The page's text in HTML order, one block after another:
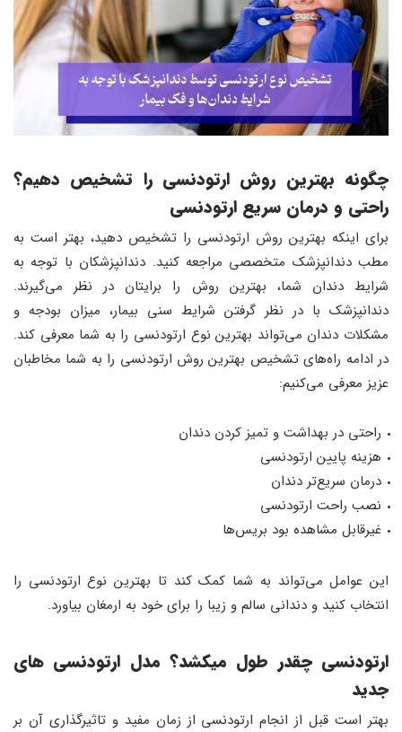
چگونه بهترین روش ارتودنسی را تشخیص دهیم؟
راحتی و درمان سریع ارتودنسی
برای اینکه بهترین روش ارتودنسی را تشخیص دهید، بهتر است به
مطب دندانپزشک متخصصی مراجعه کنید. دندانپزشکان با توجه به
شرایط دندان شما، بهترین روش را برایتان در نظر می‌گیرند.
دندانپزشک با در نظر گرفتن شرایط سنی بیمار، میزان بودجه و
مشکلات دندان می‌تواند بهترین نوع ارتودنسی را به شما معرفی کند.
در ادامه راه‌های تشخیص بهترین روش ارتودنسی را به شما مخاطبان
عزیز معرفی می‌کنیم:
راحتی در بهداشت و تمیز کردن دندان
هزینه پایین ارتودنسی
درمان سریع‌تر دندان
نصب راحت ارتودنسی
غیرقابل مشاهده بود بریس‌ها
این عوامل می‌تواند به شما کمک کند تا بهترین نوع ارتودنسی را
انتخاب کنید و دندانی سالم و زیبا را برای خود به ارمغان بیاورد.
ارتودنسی چقدر طول میکشد؟ مدل ارتودنسی های
جدید
بهتر است قبل از انجام ارتودنسی از زمان مفید و تاثیرگذاری آن بر